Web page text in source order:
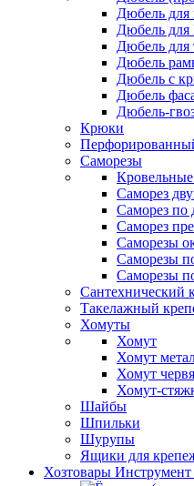
Дюбель для
Дюбель
Дюбель для
Дюбель
Дюбель с
Дюбель
Дюбель-
Крюки
Саморезы
Саморез
Саморез по
Саморез
Саморезы
Саморезы
Саморезы
Сантехнический
Такелажный
Хомуты
Хомут
Хомут
Хомут
Хомут-
Шайбы
Шпильки
Шурупы
Ящики для
Хозтовары